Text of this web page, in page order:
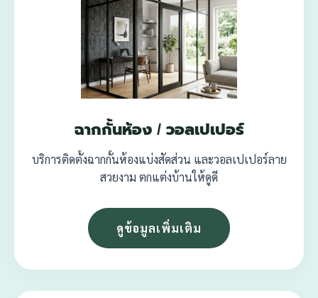
ฉากกั้นห้อง / วอลเปเปอร์
บริการติดตั้งฉากกั้นห้องแบ่งสัดส่วน และวอลเปเปอร์ลาย
สวยงาม ตกแต่งบ้านให้ดูดี
ดูข้อมูลเพิ่มเติม